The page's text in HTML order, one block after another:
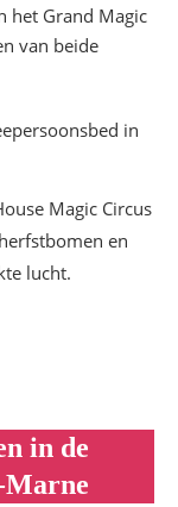
het Grand Magic
van beide
in de
Marne